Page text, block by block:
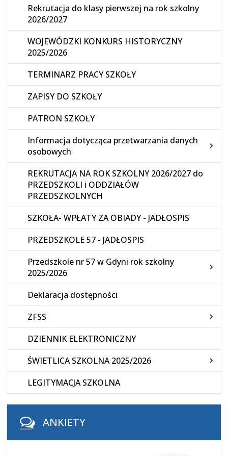
Rekrutacja do klasy pierwszej na rok szkolny
2026/2027
WOJEWÓDZKI KONKURS HISTORYCZNY
2025/2026
TERMINARZ PRACY SZKOŁY
ZAPISY DO SZKOŁY
PATRON SZKOŁY
Informacja dotycząca przetwarzania danych
osobowych
REKRUTACJA NA ROK SZKOLNY 2026/2027 do
PRZEDSZKOLI i ODDZIAŁÓW
PRZEDSZKOLNYCH
SZKOŁA- WPŁATY ZA OBIADY - JADŁOSPIS
PRZEDSZKOLE 57 - JADŁOSPIS
Przedszkole nr 57 w Gdyni rok szkolny
2025/2026
Deklaracja dostępności
ZFSS
DZIENNIK ELEKTRONICZNY
ŚWIETLICA SZKOLNA 2025/2026
LEGITYMACJA SZKOLNA
ANKIETY